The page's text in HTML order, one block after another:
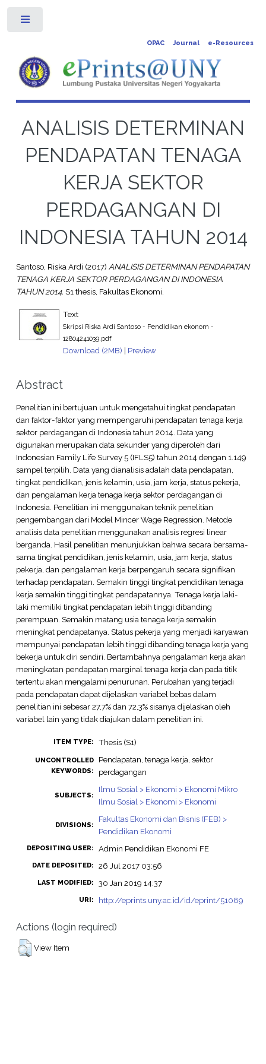
OPAC Journal e-Resources
ANALISIS DETERMINAN
PENDAPATAN TENAGA
KERJA SEKTOR
PERDAGANGAN DI
INDONESIA TAHUN 2014
Santoso, Riska Ardi (2017) ANALISIS DETERMINAN PENDAPATAN
TENAGA KERJA SEKTOR PERDAGANGAN DI INDONESIA
TAHUN 2014. S1 thesis, Fakultas Ekonomi.
Text
Skripsi Riska Ardi Santoso - Pendidikan ekonom -
12804241039.pdf
Download (2MB) | Preview
Abstract
Penelitian ini bertujuan untuk mengetahui tingkat pendapatan
dan faktor-faktor yang mempengaruhi pendapatan tenaga kerja
sektor perdagangan di Indonesia tahun 2014. Data yang
digunakan merupakan data sekunder yang diperoleh dari
Indonesian Family Life Survey 5 (IFLS5) tahun 2014 dengan 1.149
sampel terpilih. Data yang dianalisis adalah data pendapatan,
tingkat pendidikan, jenis kelamin, usia, jam kerja, status pekerja,
dan pengalaman kerja tenaga kerja sektor perdagangan di
Indonesia. Penelitian ini menggunakan teknik penelitian
pengembangan dari Model Mincer Wage Regression. Metode
analisis data penelitian menggunakan analisis regresi linear
berganda. Hasil penelitian menunjukkan bahwa secara bersama-
sama tingkat pendidikan, jenis kelamin, usia, jam kerja, status
pekerja, dan pengalaman kerja berpengaruh secara signifikan
terhadap pendapatan. Semakin tinggi tingkat pendidikan tenaga
kerja semakin tinggi tingkat pendapatannya. Tenaga kerja laki-
laki memiliki tingkat pendapatan lebih tinggi dibanding
perempuan. Semakin matang usia tenaga kerja semakin
meningkat pendapatanya. Status pekerja yang menjadi karyawan
mempunyai pendapatan lebih tinggi dibanding tenaga kerja yang
bekerja untuk diri sendiri. Bertambahnya pengalaman kerja akan
meningkatan pendapatan marginal tenaga kerja dan pada titik
tertentu akan mengalami penurunan. Perubahan yang terjadi
pada pendapatan dapat dijelaskan variabel bebas dalam
penelitian ini sebesar 27,7% dan 72,3% sisanya dijelaskan oleh
variabel lain yang tidak diajukan dalam penelitian ini.
ITEM TYPE: Thesis (S1)
UNCONTROLLED
KEYWORDS:
Pendapatan, tenaga kerja, sektor
perdagangan
SUBJECTS:
Ilmu Sosial > Ekonomi > Ekonomi Mikro
Ilmu Sosial > Ekonomi > Ekonomi
DIVISIONS:
Fakultas Ekonomi dan Bisnis (FEB) >
Pendidikan Ekonomi
DEPOSITING USER: Admin Pendidikan Ekonomi FE
DATE DEPOSITED: 26 Jul 2017 03:56
LAST MODIFIED: 30 Jan 2019 14:37
URI: http://eprints.uny.ac.id/id/eprint/51089
Actions (login required)
View Item